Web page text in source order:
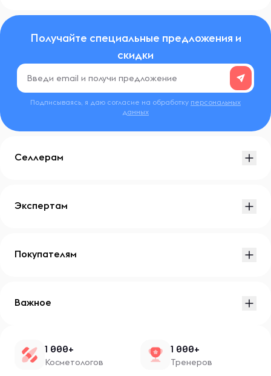
Получайте специальные предложения и
скидки
Подписываясь, я даю согласие на обработку персональных
данных
Селлерам
Экспертам
Покупателям
Важное
1 000+
Косметологов
1 000+
Тренеров